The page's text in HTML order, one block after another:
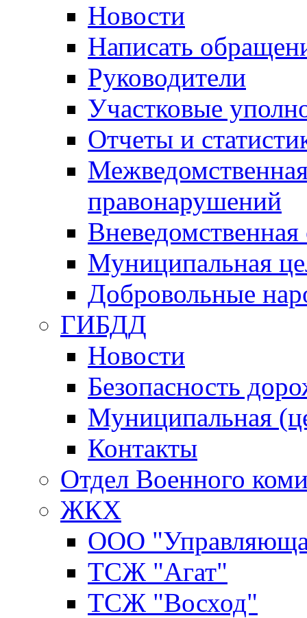
Новости
Написать
Руководители
Участковые
Отчеты и
правонарушений
Вневедомственная
Муниципальная
Добровольные
ГИБДД
Новости
Безопасность
Муниципальная
Контакты
Отдел Военного
ЖКХ
ООО
ТСЖ "Агат"
ТСЖ "Восход"